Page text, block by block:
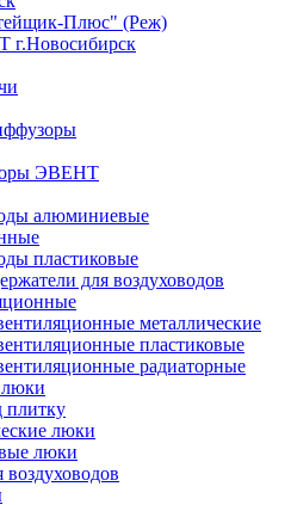
Плюс" (Реж)
ЭВЕНТ
алюминиевые
пластиковые
для воздуховодов
металлические
пластиковые
радиаторные
люки
люки
люки